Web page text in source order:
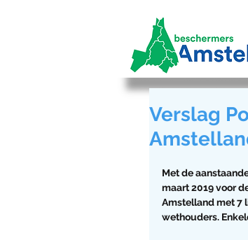
Verslag
Met de
maart 2019 voor
Amstelland met 7
wethouders.